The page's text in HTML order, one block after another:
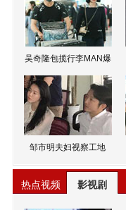
吴奇隆包揽行李MAN爆
邹市明夫妇视察工地
热点视频 影视剧